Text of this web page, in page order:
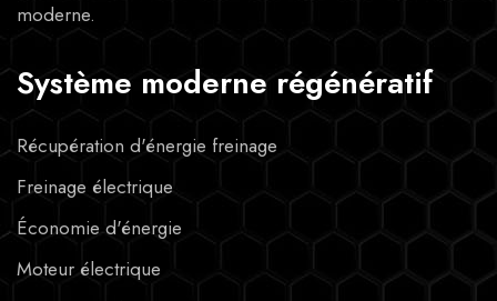
moderne.
Système moderne régénératif
Récupération d'énergie freinage
Freinage électrique
Économie d'énergie
Moteur électrique